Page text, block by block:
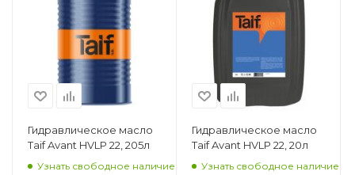
Гидравлическое масло
Taif Avant HVLP 22, 205л
Узнать свободное наличие
Гидравлическое масло
Taif Avant HVLP 22, 20л
Узнать свободное наличие